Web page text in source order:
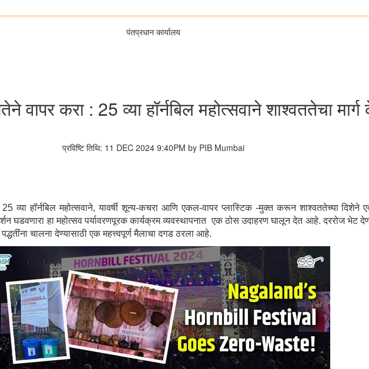
पंतप्रधान कार्यालय
वापर करा : 25 व्या हॉर्नबिल महोत्सवाने शाश्वततेचा
प्रविष्टि तिथि: 11 DEC 2024 9:40PM by PIB Mumbai
व्या हॉर्नबिल महोत्सवाने, यावर्षी शून्य-कचरा आणि एकल-वापर प्लास्टिक -मुक्त करून शाश्वततेच्या
घडवणारा हा महोत्सव पर्यावरणपूरक कार्यक्रम व्यवस्थापनात एक ठोस उदाहरण घालून देत आहे. दररोज भेट
चालना देण्यासाठी एक महत्त्वपूर्ण मैलाचा दगड ठरला आहे.